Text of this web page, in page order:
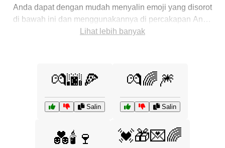
Anda dapat dengan mudah menyalin emoji yang disorot
di bawah ini dan menggunakannya di percakapan Anda
untuk menambahkan sentuhan pribadi. Kami telah
baru dalam mengekspresikan
Love Ml dengan emoji
Lihat lebih banyak
💏🌆🍕
Salin
💏🌈🎆
Salin
💑🕯️🍷 💓🎁💌🌈